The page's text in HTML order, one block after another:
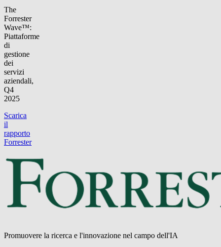
The
Forrester
Wave™:
Piattaforme
di
gestione
dei
servizi
aziendali,
Q4
2025
Scarica
il
rapporto
Forrester
Promuovere la ricerca e l'innovazione nel campo dell'IA